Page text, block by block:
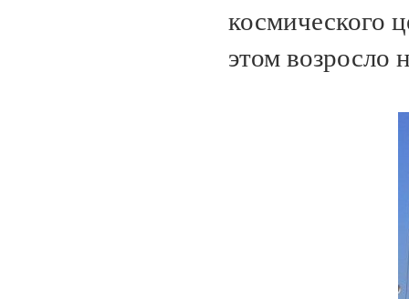
космического
этом возросло